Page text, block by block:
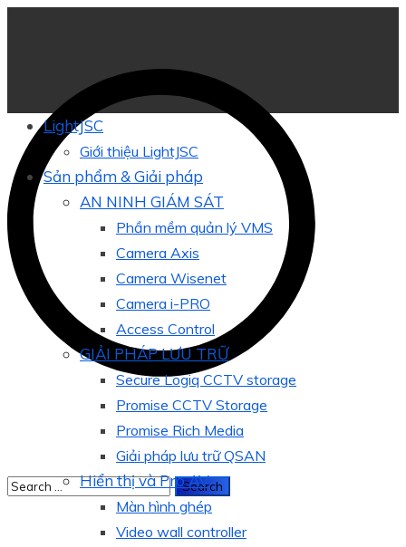
LightJSC
Giới thiệu LightJSC
Sản phẩm & Giải pháp
AN NINH GIÁM SÁT
Phần mềm quản lý VMS
Camera Axis
Camera Wisenet
Camera i-PRO
Access Control
GIẢI PHÁP LƯU TRỮ
Secure Logiq CCTV storage
Promise CCTV Storage
Promise Rich Media
Giải pháp lưu trữ QSAN
Hiển thị và Pro AV
Màn hình ghép
Video wall controller